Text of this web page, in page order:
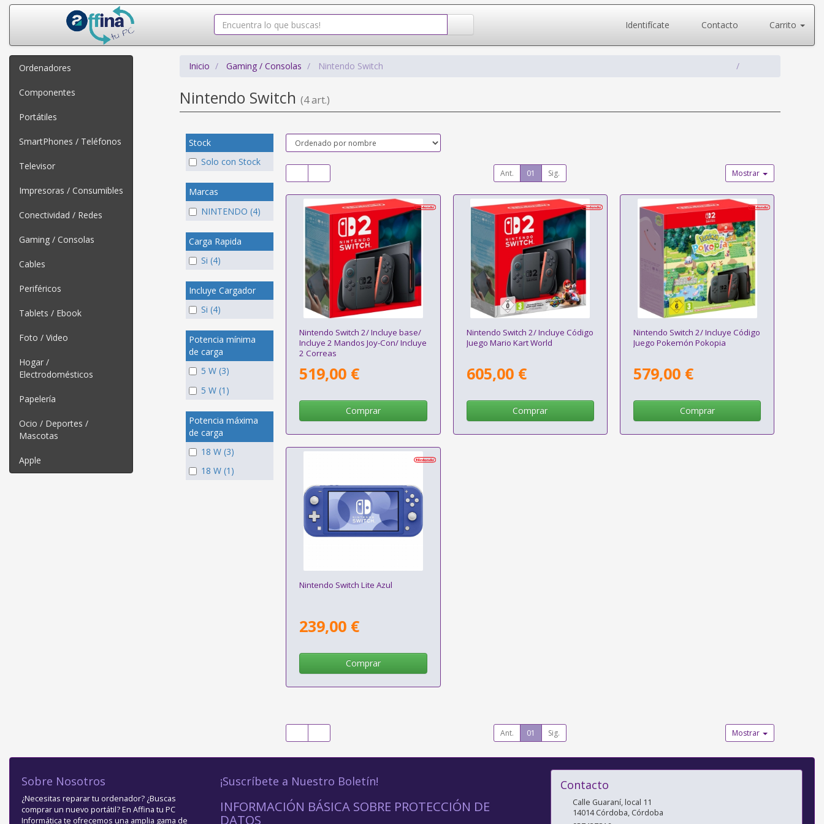
Identifícate Contacto Carrito
Ordenadores
Componentes
Portátiles
SmartPhones / Teléfonos
Televisor
Impresoras / Consumibles
Conectividad / Redes
Gaming / Consolas
Cables
Periféricos
Tablets / Ebook
Foto / Video
Hogar /
Electrodomésticos
Papelería
Ocio / Deportes /
Mascotas
Apple
Inicio Gaming / Consolas Nintendo Switch
Nintendo Switch (4 art.)
Stock
Solo con Stock
Marcas
NINTENDO (4)
Carga Rapida
Si (4)
Incluye Cargador
Si (4)
Potencia mínima
de carga
5 W (3)
5 W (1)
Potencia máxima
de carga
18 W (3)
18 W (1)
Ant. 01 Sig. Mostrar
Nintendo Switch 2/ Incluye base/
Incluye 2 Mandos Joy-Con/ Incluye
2 Correas
519,00 €
Comprar
Nintendo Switch 2/ Incluye Código
Juego Mario Kart World
605,00 €
Comprar
Nintendo Switch 2/ Incluye Código
Juego Pokemón Pokopia
579,00 €
Comprar
Nintendo Switch Lite Azul
239,00 €
Comprar
Ant. 01 Sig. Mostrar
Sobre Nosotros
¿Necesitas reparar tu ordenador? ¿Buscas
comprar un nuevo portátil? En Affina tu PC
Informática te ofrecemos una amplia gama de
¡Suscríbete a Nuestro Boletín!
INFORMACIÓN BÁSICA SOBRE PROTECCIÓN DE
DATOS
Contacto
Calle Guaraní, local 11
14014 Córdoba, Córdoba